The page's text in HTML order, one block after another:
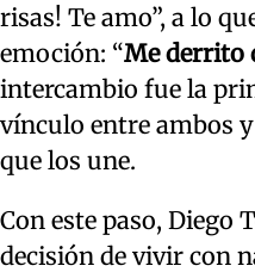
risas! Te amo”, a lo
emoción: “Me derrito
intercambio fue la
vínculo entre ambos
que los une.
Con este paso, Diego
decisión de vivir con